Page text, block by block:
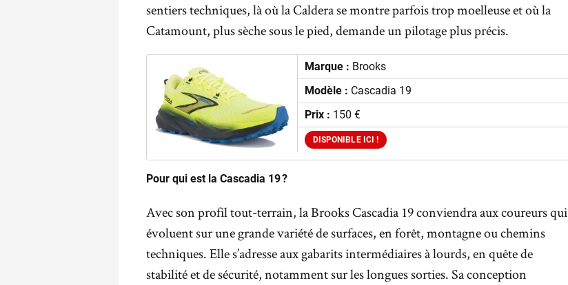
sentiers techniques, là où la Caldera se montre parfois trop moelleuse et où la
Catamount, plus sèche sous le pied, demande un pilotage plus précis.
Marque : Brooks
Modèle : Cascadia 19
Prix : 150 €
DISPONIBLE ICI !
Pour qui est la Cascadia 19 ?
Avec son profil tout-terrain, la Brooks Cascadia 19 conviendra aux coureurs qui
évoluent sur une grande variété de surfaces, en forêt, montagne ou chemins
techniques. Elle s’adresse aux gabarits intermédiaires à lourds, en quête de
stabilité et de sécurité, notamment sur les longues sorties. Sa conception